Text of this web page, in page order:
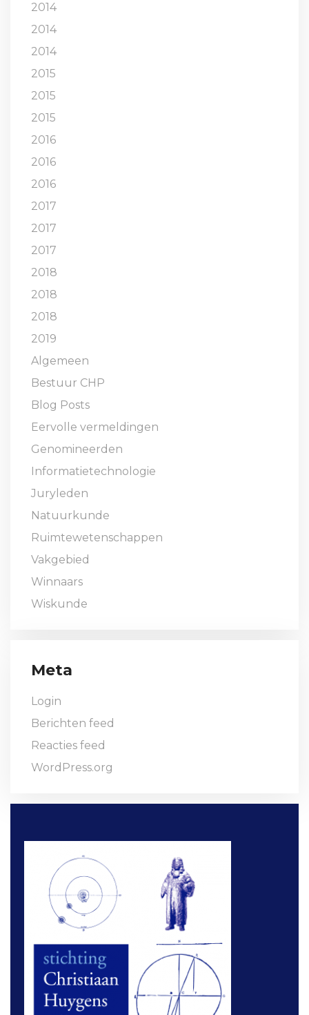
2014
2014
2014
2015
2015
2015
2016
2016
2016
2017
2017
2017
2018
2018
2018
2019
Algemeen
Bestuur CHP
Blog Posts
Eervolle vermeldingen
Genomineerden
Informatietechnologie
Juryleden
Natuurkunde
Ruimtewetenschappen
Vakgebied
Winnaars
Wiskunde
Meta
Login
Berichten feed
Reacties feed
WordPress.org